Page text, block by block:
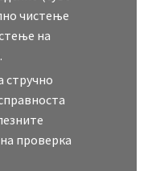
чистење
на
стручно
проверка